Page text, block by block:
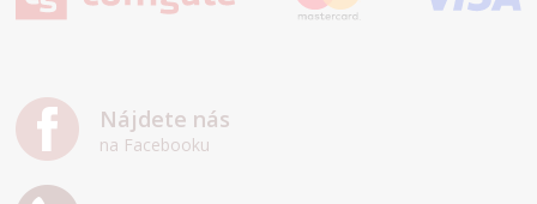
Nájdete nás
na Facebooku